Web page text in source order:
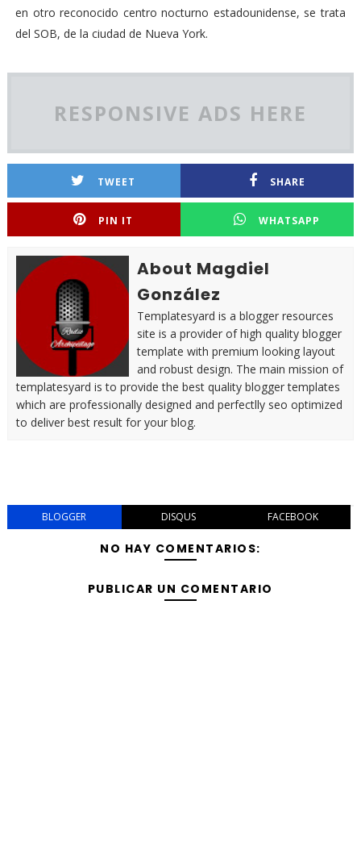
en otro reconocido centro nocturno estadounidense, se trata
del SOB, de la ciudad de Nueva York.
RESPONSIVE ADS HERE
TWEET SHARE
PIN IT WHATSAPP
About Magdiel
González
Templatesyard is a blogger resources
site is a provider of high quality blogger
template with premium looking layout
and robust design. The main mission of
templatesyard is to provide the best quality blogger templates
which are professionally designed and perfectlly seo optimized
to deliver best result for your blog.
BLOGGER DISQUS FACEBOOK
NO HAY COMENTARIOS:
PUBLICAR UN COMENTARIO